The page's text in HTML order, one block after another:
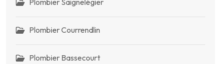
Plombier Saignelégier
Plombier Courrendlin
Plombier Bassecourt